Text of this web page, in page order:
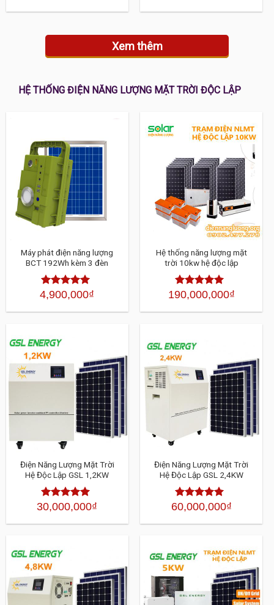
sao
sao
Xem thêm
HỆ THỐNG ĐIỆN NĂNG LƯỢNG MẶT TRỜI ĐỘC LẬP
Máy phát điện năng lượng
BCT 192Wh kèm 3 đèn
Được xếp
sao
4,900,000₫
Hệ thống năng lượng mặt
trời 10kw hệ độc lập
Được xếp
5 sao
190,000,000₫
Điện Năng Lượng Mặt Trời
Hệ Độc Lập GSL 1,2KW
Được xếp
sao
30,000,000₫
Điện Năng Lượng Mặt Trời
Hệ Độc Lập GSL 2,4KW
Được xếp
5 sao
60,000,000₫